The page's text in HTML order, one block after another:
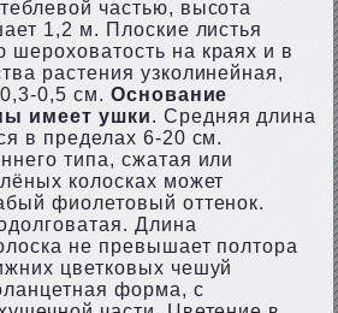
частью, высота
1,2 м. Плоские листья
шероховатость на краях и в
растения узколинейная,
0,5 см. Основание
имеет ушки. Средняя длина
в пределах 6-20 см.
типа, сжатая или
колосках может
фиолетовый оттенок.
Длина
не превышает полтора
цветковых чешуй
форма, с